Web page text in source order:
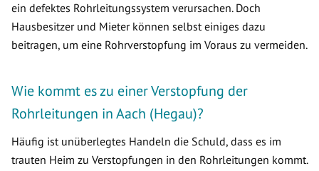
ein defektes Rohrleitungssystem verursachen. Doch
Hausbesitzer und Mieter können selbst einiges dazu
beitragen, um eine Rohrverstopfung im Voraus zu vermeiden.
Wie kommt es zu einer Verstopfung der
Rohrleitungen in Aach (Hegau)?
Häufig ist unüberlegtes Handeln die Schuld, dass es im
trauten Heim zu Verstopfungen in den Rohrleitungen kommt.